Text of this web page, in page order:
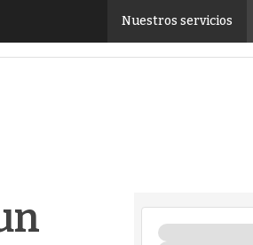
Nuestros servicios
para que actúe como su CPD